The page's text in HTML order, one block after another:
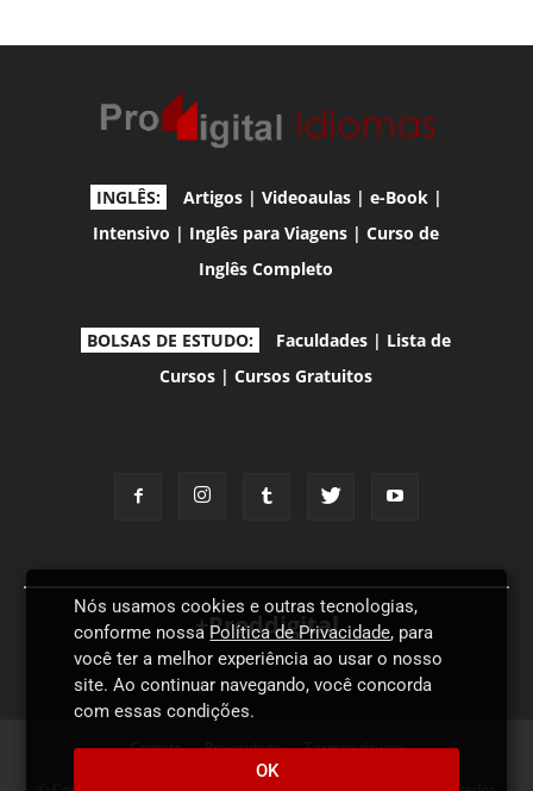
INGLÊS: Artigos| Videoaulas| e-Book|
Intensivo | Inglês para Viagens |Curso de
Inglês Completo
BOLSAS DE ESTUDO: Faculdades | Lista de
Cursos |Cursos Gratuitos
+Proddigital
Contato Privacidade Termos de uso
Nós usamos cookies e outras tecnologias,
conforme nossaPolítica de Privacidade, para
você ter a melhor experiência ao usar o nosso
site. Ao continuar navegando, você concorda
com essas condições.
OK